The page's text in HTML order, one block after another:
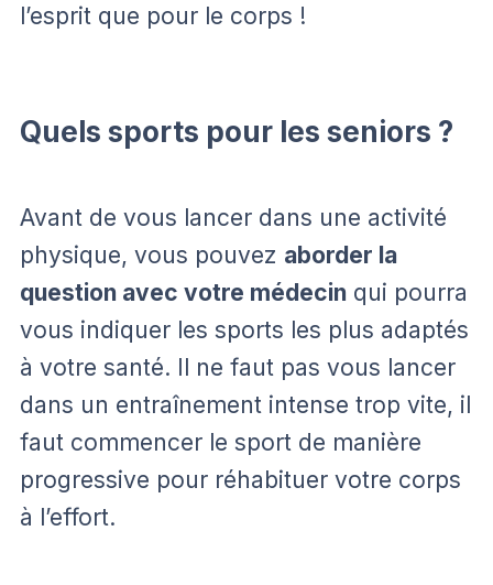
l’esprit que pour le corps !
Quels sports pour les seniors ?
Avant de vous lancer dans une activité
physique, vous pouvez aborder la
question avec votre médecin qui pourra
vous indiquer les sports les plus adaptés
à votre santé. Il ne faut pas vous lancer
dans un entraînement intense trop vite, il
faut commencer le sport de manière
progressive pour réhabituer votre corps
à l’effort.